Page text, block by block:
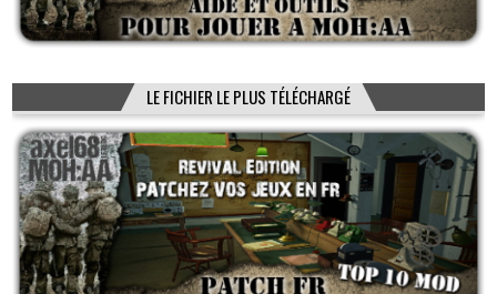
LE FICHIER LE PLUS TÉLÉCHARGÉ